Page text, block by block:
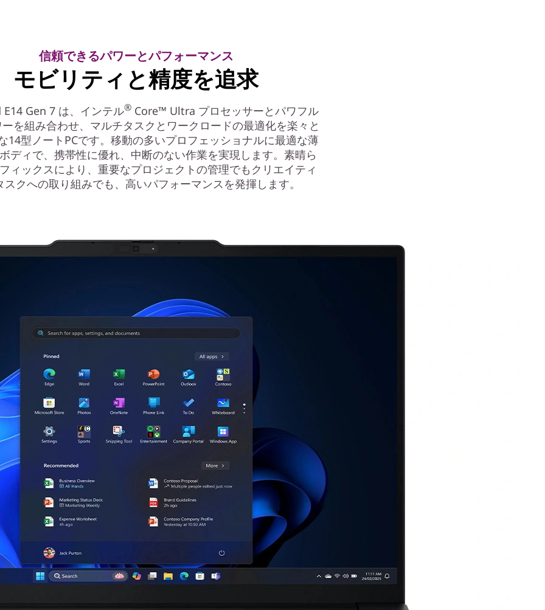
信頼できるパワーとパフォーマンス
モビリティと精度を追求
Gen 7 は、インテル® Core™ Ultra プロセッサーとパワフル
を組み合わせ、マルチタスクとワークロードの最適化を楽々と
14型ノートPCです。移動の多いプロフェッショナルに最適な薄
ディで、携帯性に優れ、中断のない作業を実現します。素晴ら
ィックスにより、重要なプロジェクトの管理でもクリエイティ
スクへの取り組みでも、高いパフォーマンスを発揮します。